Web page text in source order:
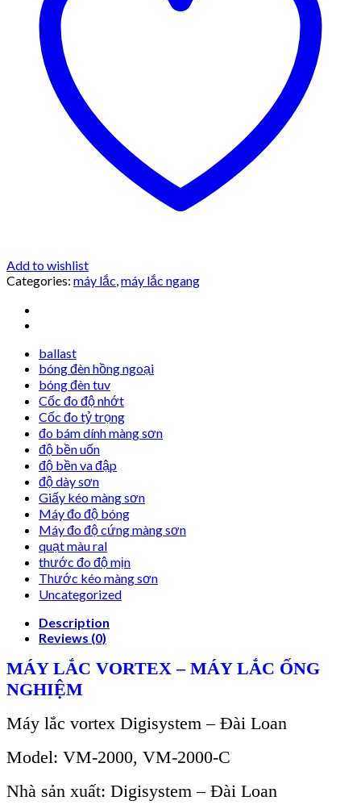
Add to wishlist
Categories: máy lắc,máy lắc ngang
ballast
bóng đèn hồng ngoại
bóng đèn tuv
Cốc đo độ nhớt
Cốc đo tỷ trọng
đo bám dính màng sơn
độ bền uốn
độ bền va đập
độ dày sơn
Giấy kéo màng sơn
Máy đo độ bóng
Máy đo độ cứng màng sơn
quạt màu ral
thước đo độ mịn
Thước kéo màng sơn
Uncategorized
Description
Reviews (0)
MÁY LẮC VORTEX – MÁY LẮC ỐNG
NGHIỆM
Máy lắc vortex Digisystem – Đài Loan
Model: VM-2000, VM-2000-C
Nhà sản xuất: Digisystem – Đài Loan